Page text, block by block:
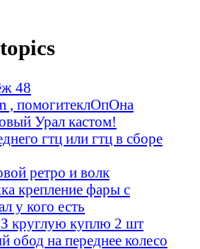
48
, помогитеклОпОна
Урал кастом!
гтц или гтц в сборе
ретро и волк
крепление фары с
у кого есть
круглую куплю 2 шт
обод на переднее колесо